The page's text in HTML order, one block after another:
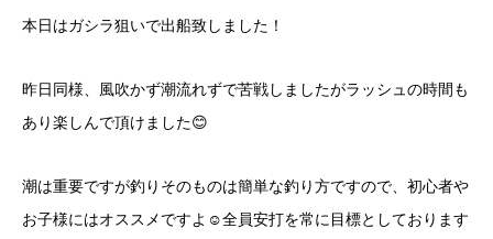
本日はガシラ狙いで出船致しました！
昨日同様、風吹かず潮流れずで苦戦しましたがラッシュの時間も
あり楽しんで頂けました😊
潮は重要ですが釣りそのものは簡単な釣り方ですので、初心者や
お子様にはオススメですよ☺️全員安打を常に目標としております